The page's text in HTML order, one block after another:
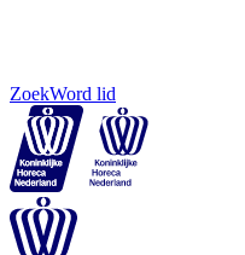
ZoekWord lid